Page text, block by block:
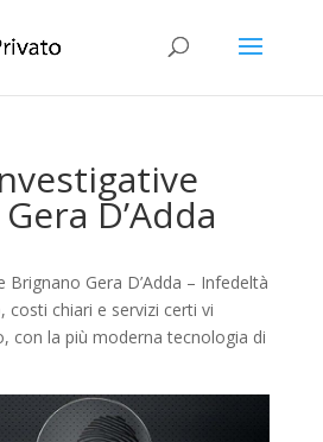
D’Adda
Brignano Gera D’Adda – Infedeltà
costi chiari e servizi certi vi
con la più moderna tecnologia di